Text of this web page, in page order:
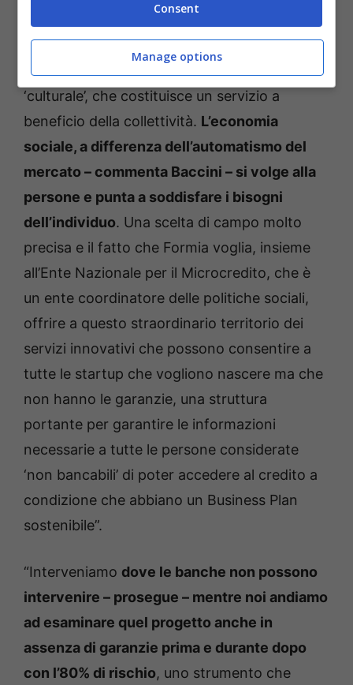
Sindaco Taddeo, che ha ringraziato
unitamente a tutti i dipendenti comunali, che
hanno abbracciato una scelta definita
‘culturale’, che costituisce un servizio a
beneficio della collettività. L’economia
sociale, a differenza dell’automatismo del
mercato – commenta Baccini – si volge alla
persone e punta a soddisfare i bisogni
dell’individuo. Una scelta di campo molto
precisa e il fatto che Formia voglia, insieme
all’Ente Nazionale per il Microcredito, che è
un ente coordinatore delle politiche sociali,
offrire a questo straordinario territorio dei
servizi innovativi che possono consentire a
tutte le startup che vogliono nascere ma che
non hanno le garanzie, una struttura
portante per garantire le informazioni
necessarie a tutte le persone considerate
‘non bancabili’ di poter accedere al credito a
condizione che abbiano un Business Plan
sostenibile”.
“Interveniamo dove le banche non possono
intervenire – prosegue – mentre noi andiamo
ad esaminare quel progetto anche in
assenza di garanzie prima e durante dopo
con l’80% di rischio, uno strumento che
Consent
Manage options